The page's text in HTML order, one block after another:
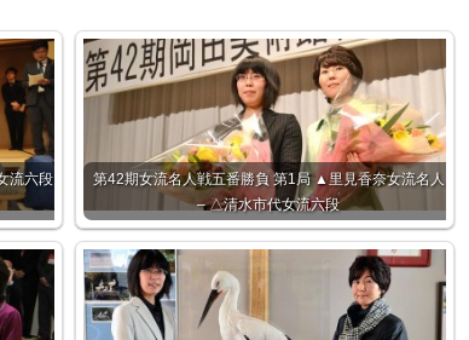
流六段
第42期女流名人戦五番勝負 第1局 ▲里見香奈女流名人
– △清水市代女流六段